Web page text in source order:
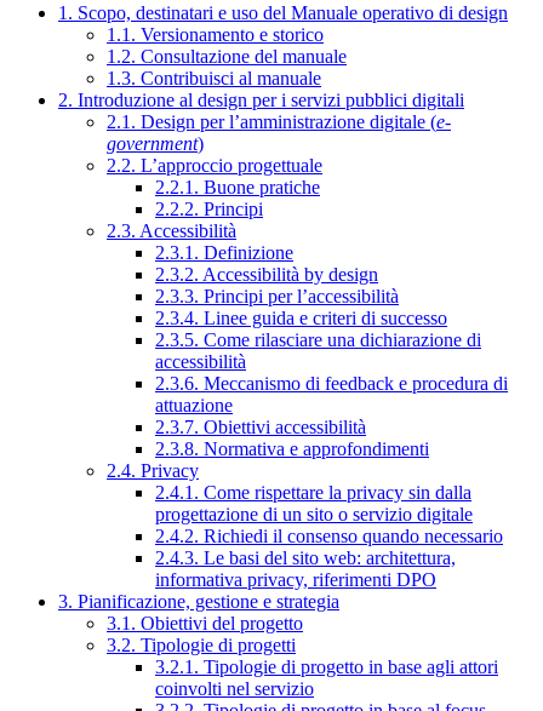
1. Scopo, destinatari e uso del Manuale operativo di design
1.1. Versionamento e storico
1.2. Consultazione del manuale
1.3. Contribuisci al manuale
2. Introduzione al design per i servizi pubblici digitali
2.1. Design per l’amministrazione digitale (e-
government)
2.2. L’approccio progettuale
2.2.1. Buone pratiche
2.2.2. Principi
2.3. Accessibilità
2.3.1. Definizione
2.3.2. Accessibilità by design
2.3.3. Principi per l’accessibilità
2.3.4. Linee guida e criteri di successo
2.3.5. Come rilasciare una dichiarazione di
accessibilità
2.3.6. Meccanismo di feedback e procedura di
attuazione
2.3.7. Obiettivi accessibilità
2.3.8. Normativa e approfondimenti
2.4. Privacy
2.4.1. Come rispettare la privacy sin dalla
progettazione di un sito o servizio digitale
2.4.2. Richiedi il consenso quando necessario
2.4.3. Le basi del sito web: architettura,
informativa privacy, riferimenti DPO
3. Pianificazione, gestione e strategia
3.1. Obiettivi del progetto
3.2. Tipologie di progetti
3.2.1. Tipologie di progetto in base agli attori
coinvolti nel servizio